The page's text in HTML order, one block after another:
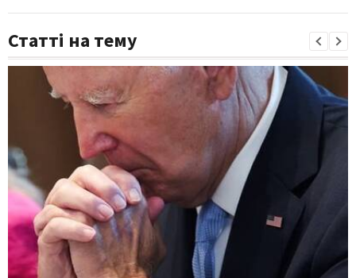
Статті на тему